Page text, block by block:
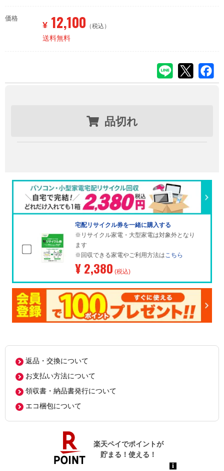
価格
¥ 12,100 （税込）
送料無料
品切れ
宅配リサイクル券を一緒に購入する
※リサイクル家電・大型家電は対象外となり
ます
※回収できる家電やご利用方法はこちら
¥ 2,380 (税込)
返品・交換について
お支払い方法について
領収書・納品書発行について
エコ梱包について